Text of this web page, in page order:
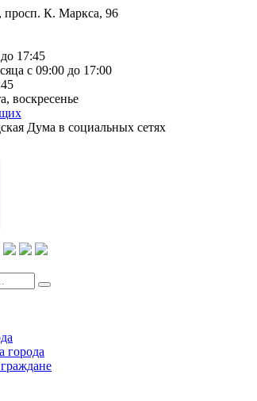
просп. К. Маркса, 96
17:45
с 09:00 до 17:00
воскресенье
Дума в социальных сетях
города